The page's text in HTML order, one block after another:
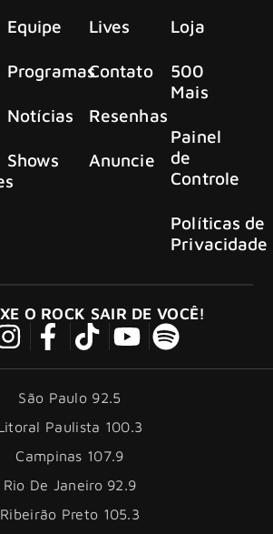
Equipe
Programas
Notícias
Shows
Lives
Contato
Resenhas
Anuncie
Loja
500
Mais
Painel
de
Controle
Políticas de
Privacidade
O ROCK SAIR DE VOCÊ!
São Paulo 92.5
Paulista 100.3
Campinas 107.9
Rio De Janeiro 92.9
Ribeirão Preto 105.3